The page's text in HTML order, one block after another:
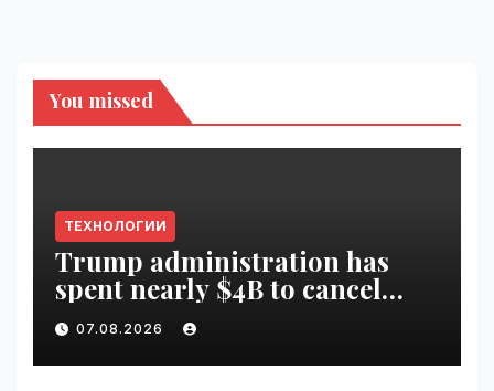
You missed
ТЕХНОЛОГИИ
Trump administration has
spent nearly $4B to cancel
offshore wind farms |
VseTime.ru
07.08.2026